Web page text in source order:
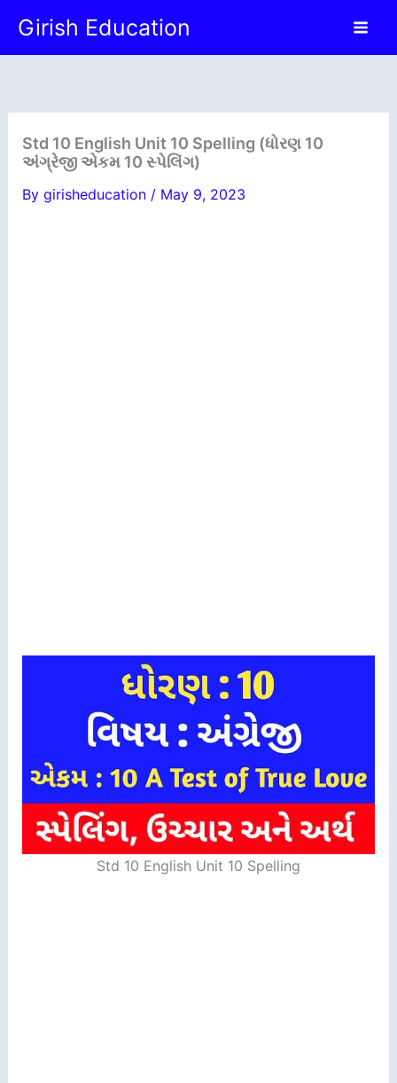
content
Girish Education
Std 10 English Unit 10 Spelling (ધોરણ 10
અંગ્રેજી એકમ 10 સ્પેલિંગ)
By girisheducation / May 9, 2023
Std 10 English Unit 10 Spelling